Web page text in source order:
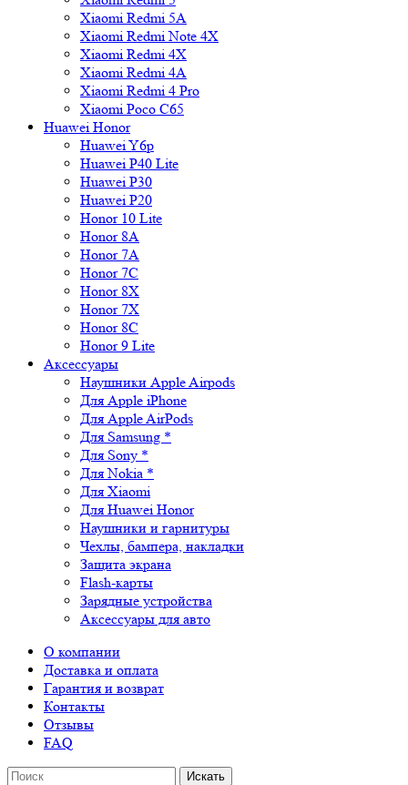
Xiaomi Redmi 5A
Xiaomi Redmi Note 4X
Xiaomi Redmi 4X
Xiaomi Redmi 4A
Xiaomi Redmi 4 Pro
Xiaomi Poco C65
Huawei Honor
Huawei Y6p
Huawei P40 Lite
Huawei P30
Huawei P20
Honor 10 Lite
Honor 8A
Honor 7A
Honor 7C
Honor 8X
Honor 7X
Honor 8C
Honor 9 Lite
Аксессуары
Наушники Apple Airpods
Для Apple iPhone
Для Apple AirPods
Для Samsung *
Для Sony *
Для Nokia *
Для Xiaomi
Для Huawei Honor
Наушники и гарнитуры
Чехлы, бампера, накладки
Защита экрана
Flash-карты
Зарядные устройства
Аксессуары для авто
О компании
Доставка и оплата
Гарантия и возврат
Контакты
Отзывы
FAQ